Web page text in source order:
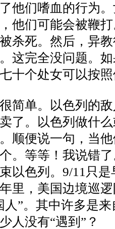
他们嗜血的行为
他们可能会被鞭
杀死。然后，异
这完全没问题。
十个处女可以按
简单。以色列的
了。以色列做什
顺便说一句，当
。等等！我说错
以色列。 9/11 只是
里，美国边境巡
人 ”。其中许多是
人没有“遇到 ” ？